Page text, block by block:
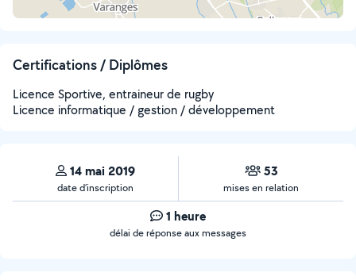
Certifications / Diplômes
Licence Sportive, entraineur de rugby
Licence informatique / gestion / développement
14 mai 2019
date d’inscription
53
mises en relation
1 heure
délai de réponse aux messages